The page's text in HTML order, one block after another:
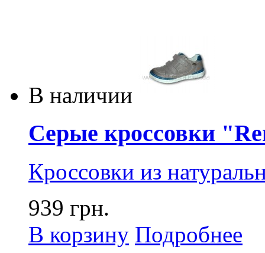
В наличии
Серые кроссовки
Кроссовки из
939 грн.
В корзину Подробнее